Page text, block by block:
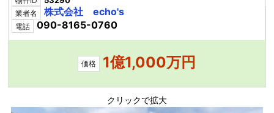
業者名 株式会社 echo's
電話 090-8165-0760
価格 1億1,000万円
クリックで拡大